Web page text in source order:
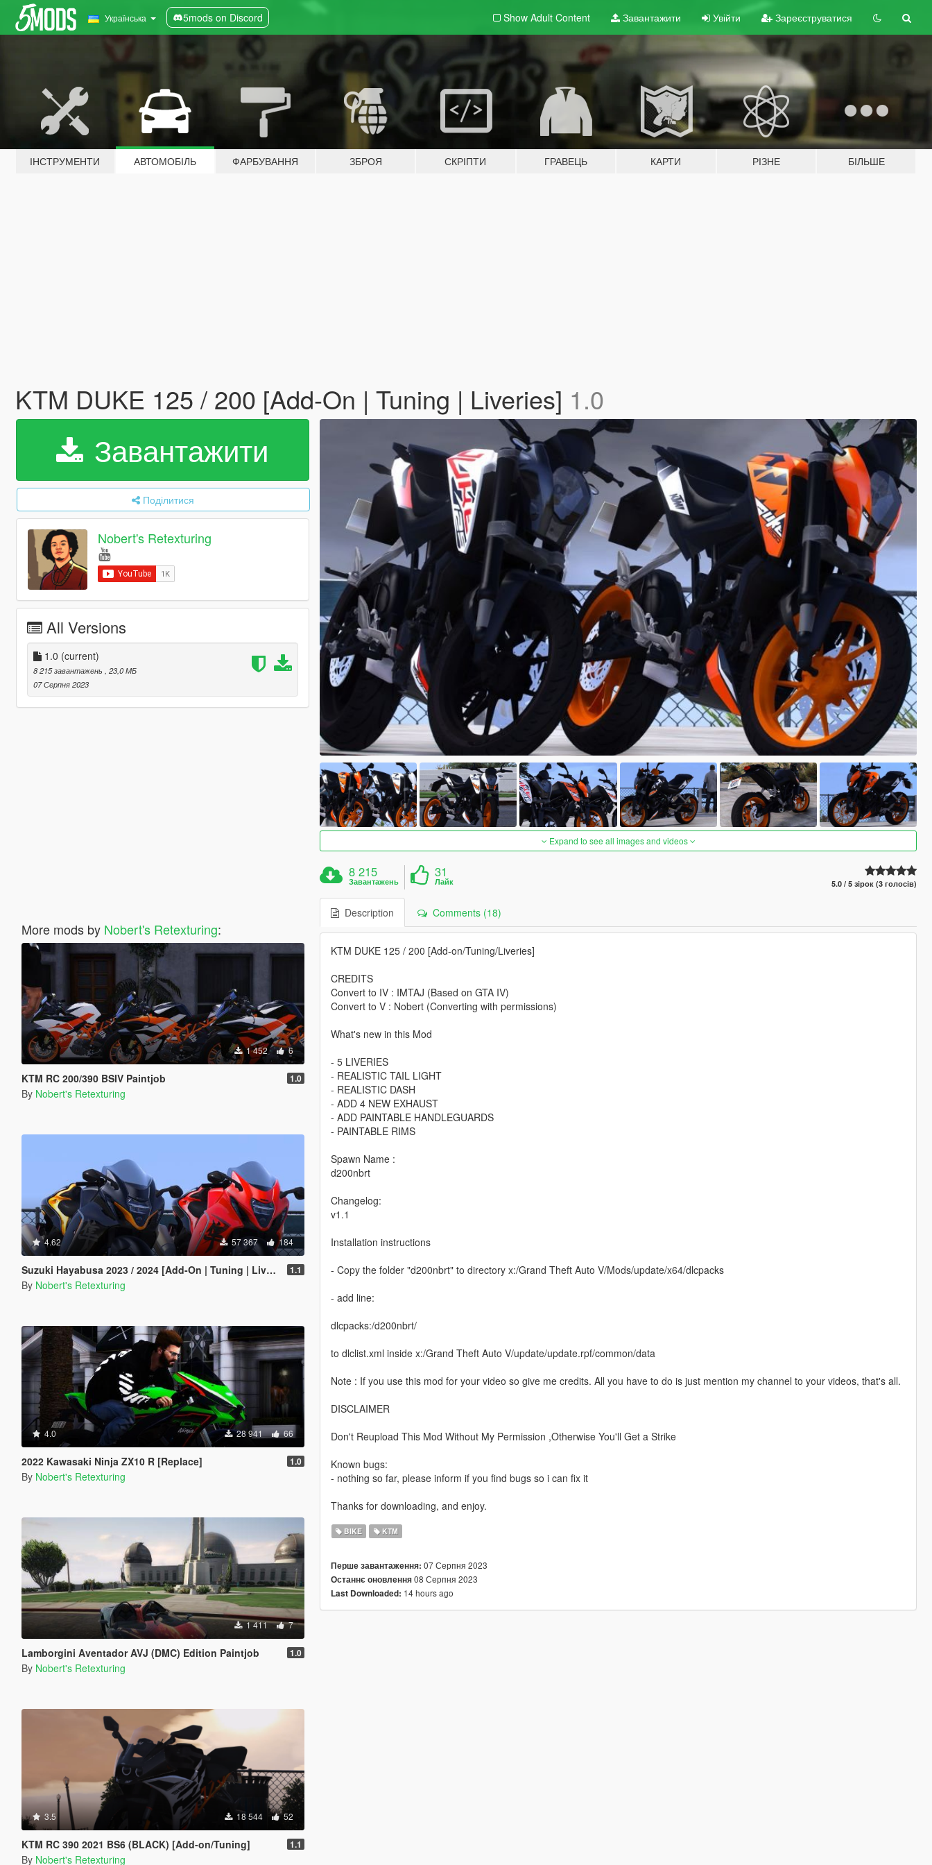
Українська 5mods on Discord Show Adult Content Завантажити Увійти Зареєструватися
ІНСТРУМЕНТИ АВТОМОБІЛЬ ФАРБУВАННЯ ЗБРОЯ СКРІПТИ ГРАВЕЦЬ КАРТИ РІЗНЕ БІЛЬШЕ
KTM DUKE 125 / 200 [Add-On | Tuning | Liveries] 1.0
Завантажити
Поділитися
Nobert's Retexturing
All Versions
1.0 (current)
8 215 завантажень
, 23,0 МБ
07 Серпня 2023
More mods by Nobert's Retexturing:
1 452 6
KTM RC 200/390 BSIV Paintjob 1.0
By Nobert's Retexturing
4.62 57 367 184
Suzuki Hayabusa 2023 / 2024 [Add-On | Tuning | Liveries] 1.1
By Nobert's Retexturing
4.0 28 941 66
2022 Kawasaki Ninja ZX10 R [Replace] 1.0
By Nobert's Retexturing
1 411 7
Lamborgini Aventador AVJ (DMC) Edition Paintjob 1.0
By Nobert's Retexturing
3.5 18 544 52
KTM RC 390 2021 BS6 (BLACK) [Add-on/Tuning] 1.1
By Nobert's Retexturing
Expand to see all images and videos
8 215
Завантажень
31
Лайк 5.0 / 5 зірок (3 голосів)
Description Comments (18)
KTM DUKE 125 / 200 [Add-on/Tuning/Liveries]
CREDITS
Convert to IV : IMTAJ (Based on GTA IV)
Convert to V : Nobert (Converting with permissions)
What's new in this Mod
- 5 LIVERIES
- REALISTIC TAIL LIGHT
- REALISTIC DASH
- ADD 4 NEW EXHAUST
- ADD PAINTABLE HANDLEGUARDS
- PAINTABLE RIMS
Spawn Name :
d200nbrt
Changelog:
v1.1
Installation instructions
- Copy the folder "d200nbrt" to directory x:/Grand Theft Auto V/Mods/update/x64/dlcpacks
- add line:
dlcpacks:/d200nbrt/
to dlclist.xml inside x:/Grand Theft Auto V/update/update.rpf/common/data
Note : If you use this mod for your video so give me credits. All you have to do is just mention my channel to your videos, that's all.
DISCLAIMER
Don't Reupload This Mod Without My Permission ,Otherwise You'll Get a Strike
Known bugs:
- nothing so far, please inform if you find bugs so i can fix it
Thanks for downloading, and enjoy.
BIKE KTM
Перше завантаження: 07 Серпня 2023
Останнє оновлення08 Серпня 2023
Last Downloaded: 14 hours ago